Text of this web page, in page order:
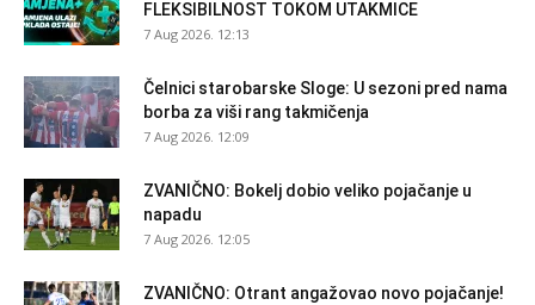
FLEKSIBILNOST TOKOM UTAKMICE
7 Aug 2026. 12:13
Čelnici starobarske Sloge: U sezoni pred nama
borba za viši rang takmičenja
7 Aug 2026. 12:09
ZVANIČNO: Bokelj dobio veliko pojačanje u
napadu
7 Aug 2026. 12:05
ZVANIČNO: Otrant angažovao novo pojačanje!